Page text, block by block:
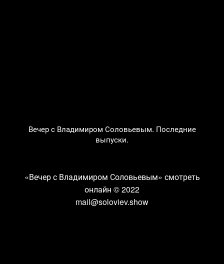
Вечер с Владимиром Соловьевым. Последние
выпуски.
«Вечер с Владимиром Соловьевым» смотреть
онлайн © 2022
mail@soloviev.show